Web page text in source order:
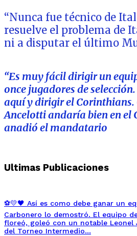
“Nunca fue técnico de
resuelve el problema de
ni a disputar el último
“Es muy fácil dirigir un
once jugadores de
aquí y dirigir el Corinthians.
Ancelotti andaría bien en el
anadió el mandatario
Ultimas Publicaciones
⚽💛🖤 Así es como debe ganar un
Carbonero lo demostró. El equipo
floreó, goleó con un notable Leonel
del Torneo Intermedio…